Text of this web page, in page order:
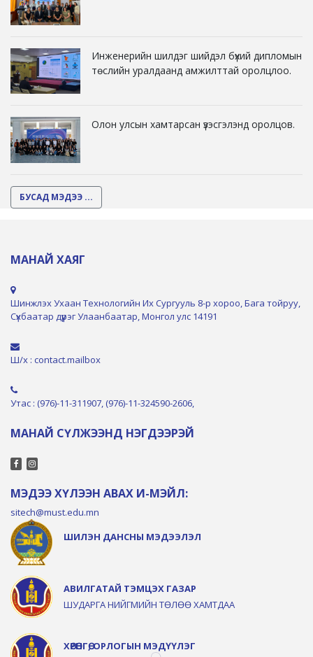
Инженерийн шилдэг шийдэл бүхий дипломын
төслийн уралдаанд амжилттай оролцлоо.
Олон улсын хамтарсан үзэсгэлэнд оролцов.
БУСАД МЭДЭЭ ...
МАНАЙ ХАЯГ
Шинжлэх Ухаан Технологийн Их Сургууль 8-р хороо, Бага тойруу,
Сүхбаатар дүүрэг Улаанбаатар, Монгол улс 14191
Ш/х : contact.mailbox
Утас : (976)-11-311907, (976)-11-324590-2606,
МАНАЙ СҮЛЖЭЭНД НЭГДЭЭРЭЙ
МЭДЭЭ ХҮЛЭЭН АВАХ И-МЭЙЛ:
sitech@must.edu.mn
ШИЛЭН ДАНСНЫ МЭДЭЭЛЭЛ
АВИЛГАТАЙ ТЭМЦЭХ ГАЗАР
ШУДАРГА НИЙГМИЙН ТӨЛӨӨ ХАМТДАА
ХӨРӨНГӨ, ОРЛОГЫН МЭДҮҮЛЭГ